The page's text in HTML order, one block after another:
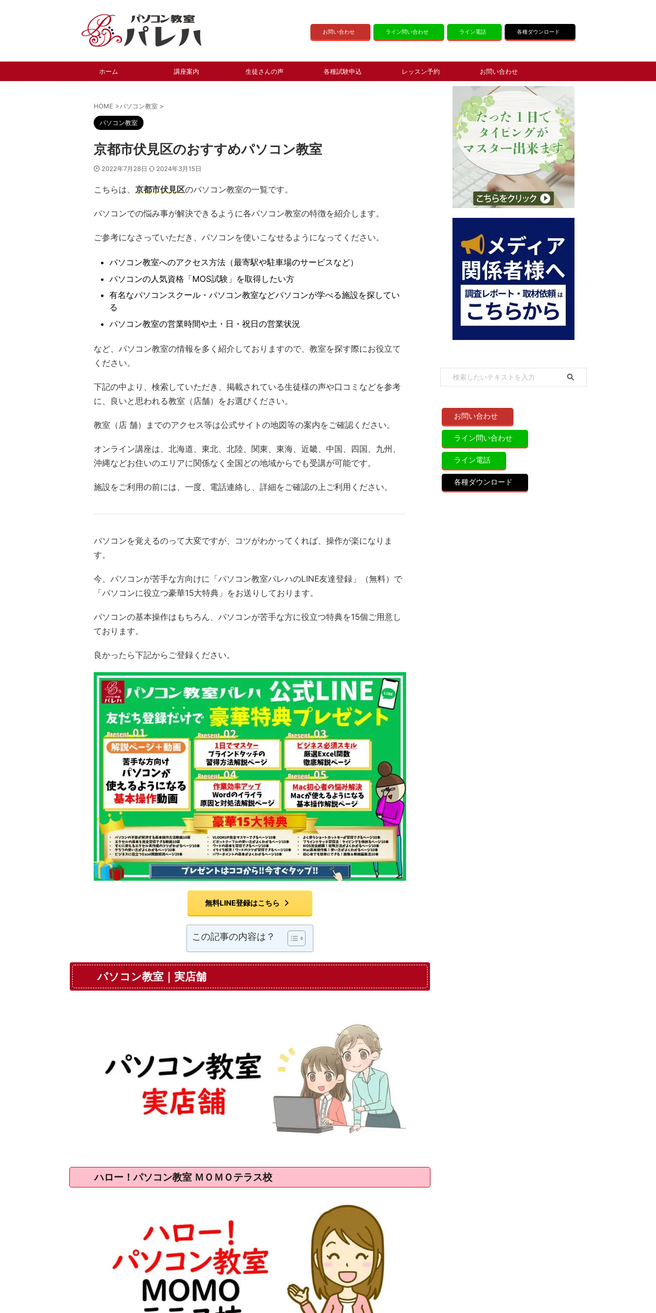
お問い合わせ ライン問い合わせ ライン電話 各種ダウンロード
ホーム 講座案内 生徒さんの声 各種試験申込 レッスン予約 お問い合わせ
HOME >パソコン教室 >
パソコン教室
京都市伏見区のおすすめパソコン教室
2022年7月28日 2024年3月15日
こちらは、 京都市伏見区のパソコン教室の一覧です。
パソコンでの悩み事が解決できるように各パソコン教室の特徴を紹介します。
ご参考になさっていただき、パソコンを使いこなせるようになってください。
パソコン教室へのアクセス方法（最寄駅や駐車場のサービスなど）
パソコンの人気資格「MOS試験」を取得したい方
有名なパソコンスクール・パソコン教室などパソコンが学べる施設を探してい
る
パソコン教室の営業時間や土・日・祝日の営業状況
など、パソコン教室の情報を多く紹介しておりますので、教室を探す際にお役立て
ください。
下記の中より、検索していただき、掲載されている生徒様の声や口コミなどを参考
に、良いと思われる教室（店舗）をお選びください。
教室（店 舗）までのアクセス等は公式サイトの地図等の案内をご確認ください。
オンライン講座は、北海道、東北、北陸、関東、東海、近畿、中国、四国、九州、
沖縄などお住いのエリアに関係なく全国どの地域からでも受講が可能です。
施設をご利用の前には、一度、電話連絡し、詳細をご確認の上ご利用ください。
パソコンを覚えるのって大変ですが、コツがわかってくれば、操作が楽になりま
す。
今、パソコンが苦手な方向けに「パソコン教室パレハのLINE友達登録」（無料）で
「パソコンに役立つ豪華15大特典」をお送りしております。
パソコンの基本操作はもちろん、パソコンが苦手な方に役立つ特典を15個ご用意し
ております。
良かったら下記からご登録ください。
無料LINE登録はこちら
この記事の内容は？
パソコン教室｜実店舗
ハロー！パソコン教室 ＭＯＭＯテラス校
お問い合わせ
ライン問い合わせ
ライン電話
各種ダウンロード